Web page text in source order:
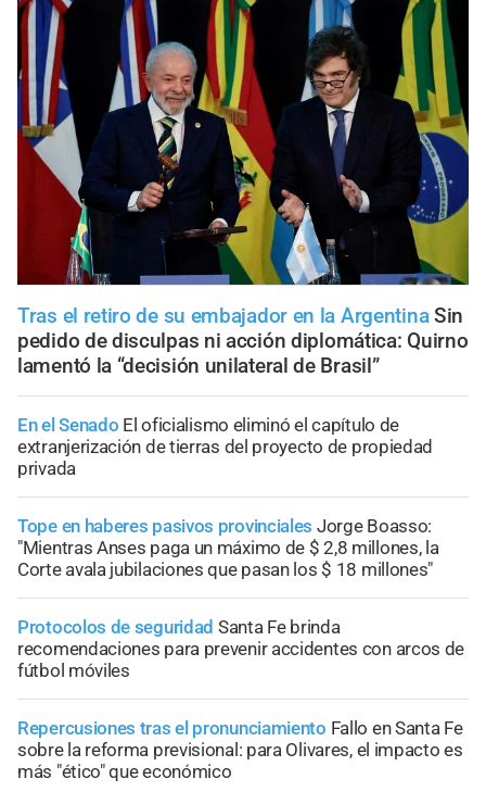
Tras el retiro de su embajador en la Argentina Sin
pedido de disculpas ni acción diplomática: Quirno
lamentó la “decisión unilateral de Brasil”
En el Senado El oficialismo eliminó el capítulo de
extranjerización de tierras del proyecto de propiedad
privada
Tope en haberes pasivos provinciales Jorge Boasso:
"Mientras Anses paga un máximo de $ 2,8 millones, la
Corte avala jubilaciones que pasan los $ 18 millones"
Protocolos de seguridad Santa Fe brinda
recomendaciones para prevenir accidentes con arcos de
fútbol móviles
Repercusiones tras el pronunciamiento Fallo en Santa Fe
sobre la reforma previsional: para Olivares, el impacto es
más "ético" que económico